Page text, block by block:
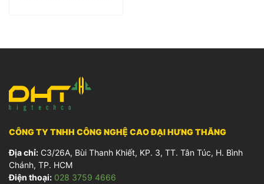
CÔNG TY TNHH CÔNG NGHỆ CAO ĐẠI HƯNG THĂNG
Địa chỉ: C3/26A, Bùi Thanh Khiết, KP. 3, TT. Tân Túc, H. Bình
Chánh, TP. HCM
Điện thoại: 028 3759 4666